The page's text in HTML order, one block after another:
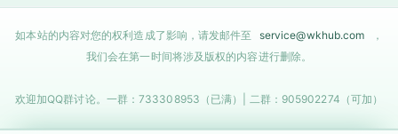
如本站的内容对您的权利造成了影响，请发邮件至 service@wkhub.com
，
我们会在第一时间将涉及版权的内容进行删除。
欢迎加QQ群讨论。一群：733308953（已满）| 二群：905902274（可加）